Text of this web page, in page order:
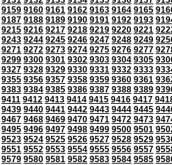
9159 9160 9161 9162 9163 9164 9165
9187 9188 9189 9190 9191 9192 9193
9215 9216 9217 9218 9219 9220 9221
9243 9244 9245 9246 9247 9248 9249
9271 9272 9273 9274 9275 9276 9277
9299 9300 9301 9302 9303 9304 9305
9327 9328 9329 9330 9331 9332 9333
9355 9356 9357 9358 9359 9360 9361
9383 9384 9385 9386 9387 9388 9389
9411 9412 9413 9414 9415 9416 9417
9439 9440 9441 9442 9443 9444 9445
9467 9468 9469 9470 9471 9472 9473
9495 9496 9497 9498 9499 9500 9501
9523 9524 9525 9526 9527 9528 9529
9551 9552 9553 9554 9555 9556 9557
9579 9580 9581 9582 9583 9584 9585